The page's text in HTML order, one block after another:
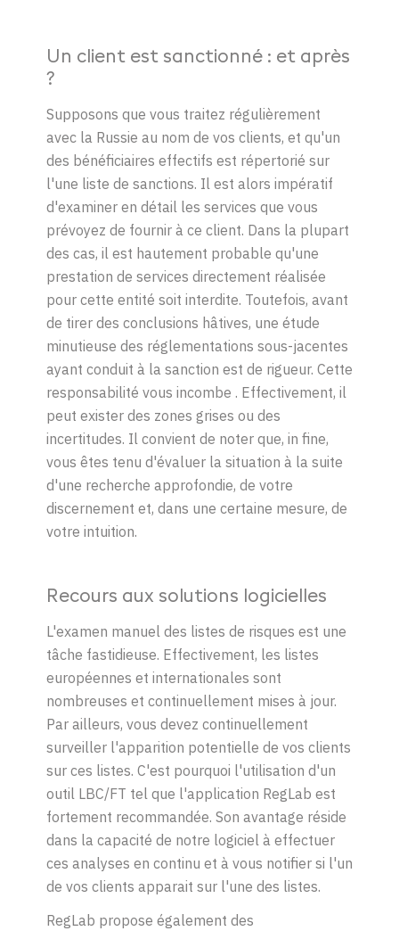
Un client est sanctionné : et après
?
Supposons que vous traitez régulièrement
avec la Russie au nom de vos clients, et qu'un
des bénéficiaires effectifs est répertorié sur
l'une liste de sanctions. Il est alors impératif
d'examiner en détail les services que vous
prévoyez de fournir à ce client. Dans la plupart
des cas, il est hautement probable qu'une
prestation de services directement réalisée
pour cette entité soit interdite. Toutefois, avant
de tirer des conclusions hâtives, une étude
minutieuse des réglementations sous-jacentes
ayant conduit à la sanction est de rigueur. Cette
responsabilité vous incombe . Effectivement, il
peut exister des zones grises ou des
incertitudes. Il convient de noter que, in fine,
vous êtes tenu d'évaluer la situation à la suite
d'une recherche approfondie, de votre
discernement et, dans une certaine mesure, de
votre intuition.
Recours aux solutions logicielles
L'examen manuel des listes de risques est une
tâche fastidieuse. Effectivement, les listes
européennes et internationales sont
nombreuses et continuellement mises à jour.
Par ailleurs, vous devez continuellement
surveiller l'apparition potentielle de vos clients
sur ces listes. C'est pourquoi l'utilisation d'un
outil LBC/FT tel que l'application RegLab est
fortement recommandée. Son avantage réside
dans la capacité de notre logiciel à effectuer
ces analyses en continu et à vous notifier si l'un
de vos clients apparait sur l'une des listes.
RegLab propose également des